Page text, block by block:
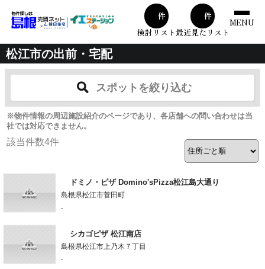
00件
検討リスト
00件
最近見たリスト
MENU
松江市の出前・宅配
スポットを絞り込む
※物件情報の周辺施設紹介のページであり、各店舗への問い合わせは当
社では対応できません。
該当件数4件
ドミノ・ピザ Domino'sPizza松江島大通り
島根県松江市菅田町
-
シカゴピザ 松江南店
島根県松江市上乃木７丁目
-